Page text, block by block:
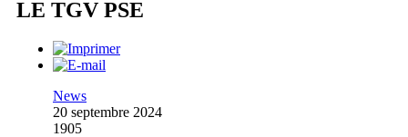
LE TGV PSE
News
20 septembre 2024
1905